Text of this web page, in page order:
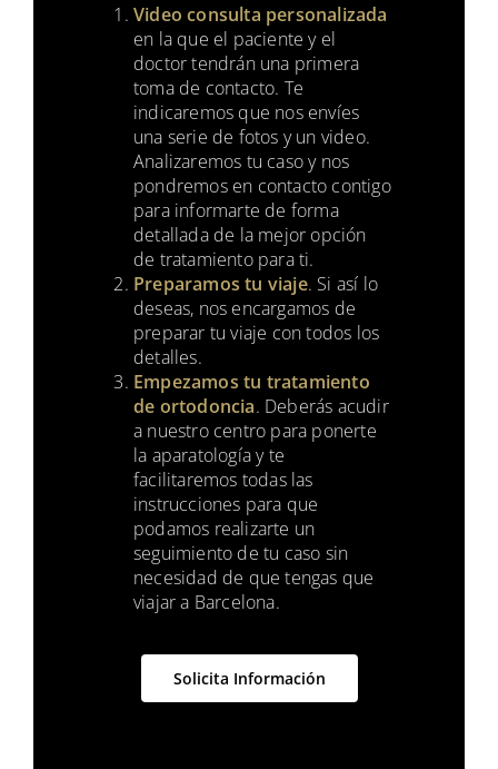
Video consulta personalizada
en la que el paciente y el
doctor tendrán una primera
toma de contacto. Te
indicaremos que nos envíes
una serie de fotos y un video.
Analizaremos tu caso y nos
pondremos en contacto contigo
para informarte de forma
detallada de la mejor opción
de tratamiento para ti.
Preparamos tu viaje. Si así lo
deseas, nos encargamos de
preparar tu viaje con todos los
detalles.
Empezamos tu tratamiento
de ortodoncia. Deberás acudir
a nuestro centro para ponerte
la aparatología y te
facilitaremos todas las
instrucciones para que
podamos realizarte un
seguimiento de tu caso sin
necesidad de que tengas que
viajar a Barcelona.
Solicita Información